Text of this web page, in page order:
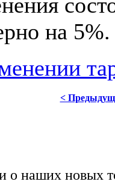
на 5%.
<
о наших новых